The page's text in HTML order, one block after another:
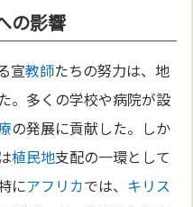
の影響
宣教師たちの努力は、地
。多くの学校や病院が設
の発展に貢献した。しか
植民地支配の一環として
にアフリカでは、 キリス